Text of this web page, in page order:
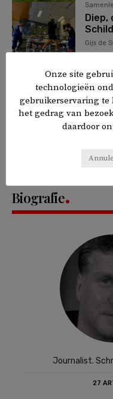
Diep,
Gijs de
Diep,
40-
Gijs de
Biografie
Journalist.
27
Onze site
technologieën
gebruikerservaring te
het gedrag van
daardoor